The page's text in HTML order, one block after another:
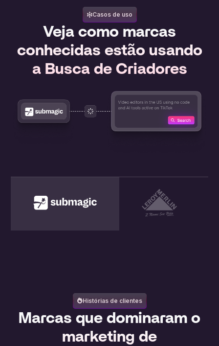
Casos de uso
Veja como marcas
conhecidas estão usando
a Busca de Criadores
Histórias de clientes
Marcas que dominaram o
marketing de